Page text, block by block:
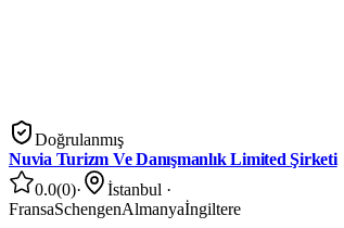
Doğrulanmış
Nuvia Turizm Ve Danışmanlık Limited Şirketi
0.0(0)· İstanbul ·
FransaSchengenAlmanyaİngiltere